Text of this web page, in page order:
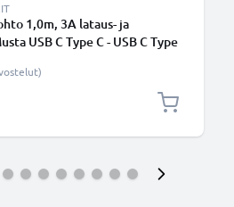
1,0m, 3A lataus- ja
USB C Type C - USB C Type